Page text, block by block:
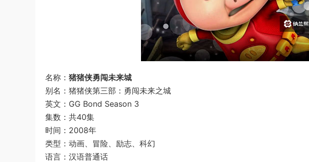
名称： 猪猪侠勇闯未来城
别名：猪猪侠第三部：勇闯未来之城
英文：GG Bond Season 3
集数：共40集
时间：2008年
类型：动画、冒险、励志、科幻
语言：汉语普通话